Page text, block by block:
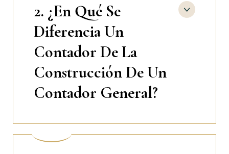
2. ¿En Qué Se
Diferencia Un
Contador De La
Construcción De Un
Contador General?